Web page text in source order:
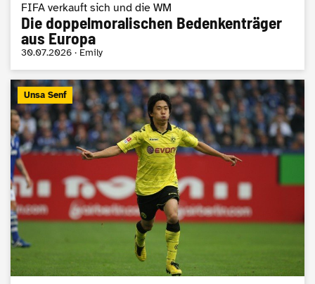
FIFA verkauft sich und die WM
Die doppelmoralischen Bedenkenträger
aus Europa
30.07.2026 · Emily
Unsa Senf